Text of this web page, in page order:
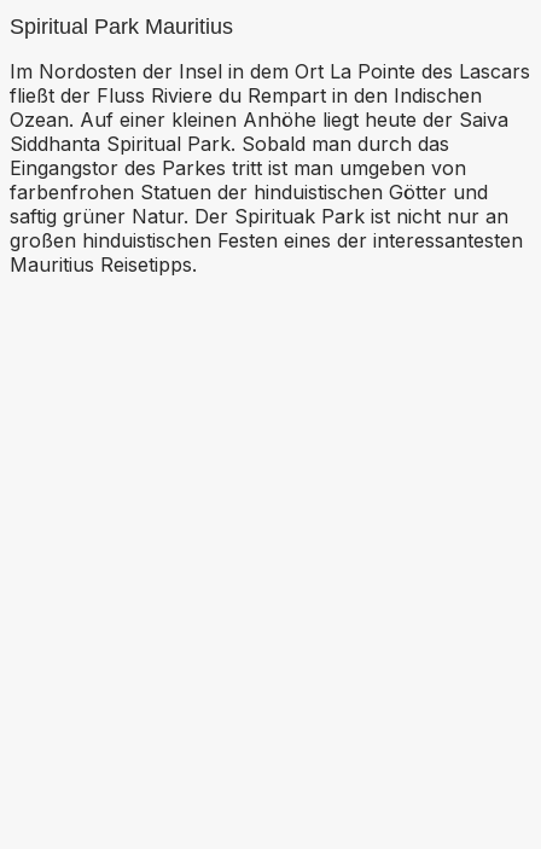
Spiritual Park Mauritius
Im Nordosten der Insel in dem Ort La Pointe des Lascars
fließt der Fluss Riviere du Rempart in den Indischen
Ozean. Auf einer kleinen Anhöhe liegt heute der Saiva
Siddhanta Spiritual Park. Sobald man durch das
Eingangstor des Parkes tritt ist man umgeben von
farbenfrohen Statuen der hinduistischen Götter und
saftig grüner Natur. Der Spirituak Park ist nicht nur an
großen hinduistischen Festen eines der interessantesten
Mauritius Reisetipps.